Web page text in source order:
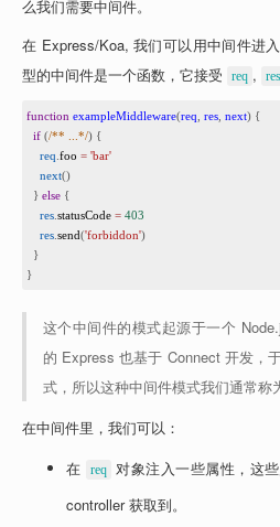
么我们需要中间件。
在 Express/Koa, 我们可以用中间件进
型的中间件是一个函数，它接受
req , res
function exampleMiddleware(req res next) {
if (/** ...*/) {
req foo = 'bar'
next()
  }
else {
res statusCode = 403
res send('forbiddon')
  }
}
这个中间件的模式起源于一个
的 Express 也基于 Connect 开发，
式，所以这种中间件模式我们通常称
在中间件里，我们可以：
在
req
对象注入一些属性，这
controller 获取到。